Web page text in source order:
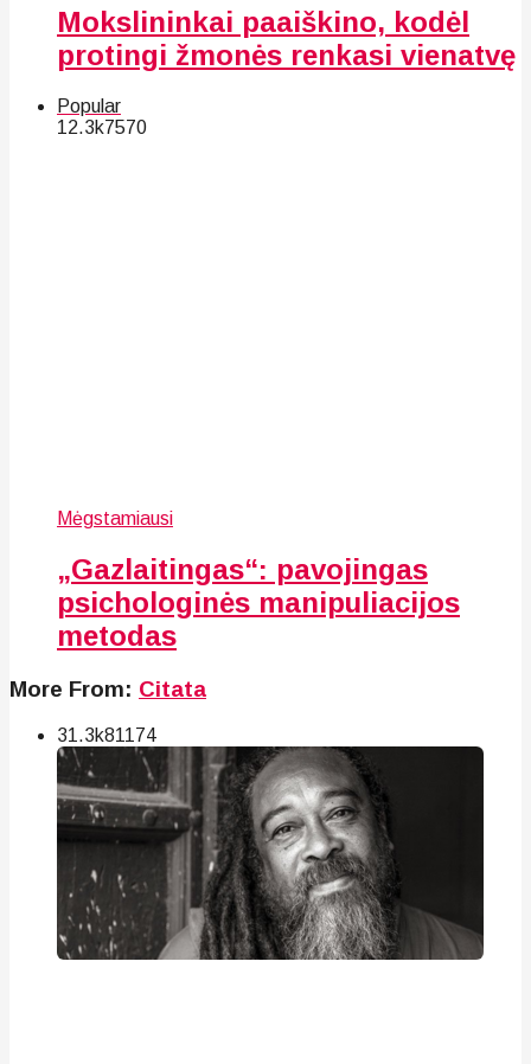
Mokslininkai paaiškino, kodėl
protingi žmonės renkasi vienatvę
Popular
12.3k7570
Mėgstamiausi
„Gazlaitingas“: pavojingas
psichologinės manipuliacijos
metodas
More From: Citata
31.3k81 174